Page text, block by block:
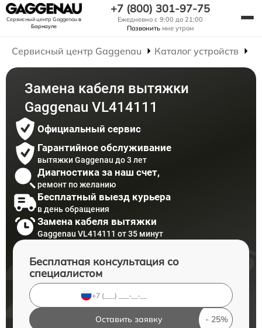
Сервисный центр Gaggenauв
Барнауле
+7 (800) 301-97-75
Ежедневно с 9:00 до 21:00
Позвонить мне утром
Сервисный центр Gaggenau Каталог устройств
Замена кабеля вытяжки
Gaggenau VL414111
Официальный сервис
Гарантийное обслуживание
вытяжки Gaggenau до 3 лет
Диагностика за наш счет,
ремонт по желанию
Бесплатный выезд курьера
в день обращения
Замена кабеля вытяжки
Gaggenau VL414111 от 35 минут
Бесплатная консультация со
специалистом
Оставить заявку